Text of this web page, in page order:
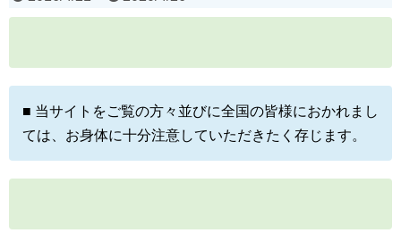
■ 当サイトをご覧の方々並びに全国の皆様におかれまし
ては、お身体に十分注意していただきたく存じます。